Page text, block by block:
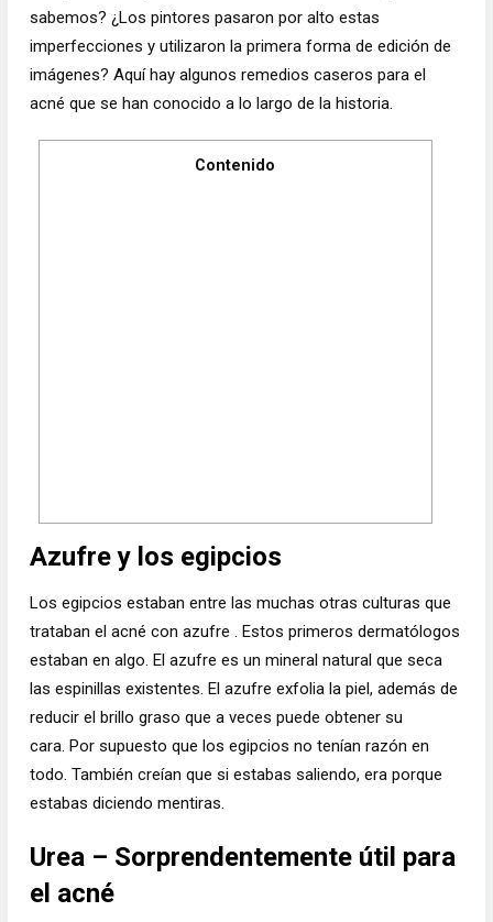
sabemos? ¿Los pintores pasaron por alto estas
imperfecciones y utilizaron la primera forma de edición de
imágenes? Aquí hay algunos remedios caseros para el
acné que se han conocido a lo largo de la historia.
Contenido
Azufre y los egipcios
Los egipcios estaban entre las muchas otras culturas que
trataban el acné con azufre . Estos primeros dermatólogos
estaban en algo. El azufre es un mineral natural que seca
las espinillas existentes. El azufre exfolia la piel, además de
reducir el brillo graso que a veces puede obtener su
cara. Por supuesto que los egipcios no tenían razón en
todo. También creían que si estabas saliendo, era porque
estabas diciendo mentiras.
Urea – Sorprendentemente útil para
el acné